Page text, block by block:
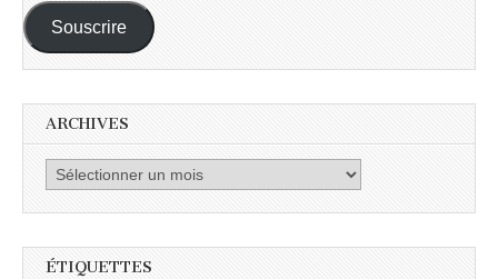
mail :
Souscrire
ARCHIVES
Archives
ÉTIQUETTES